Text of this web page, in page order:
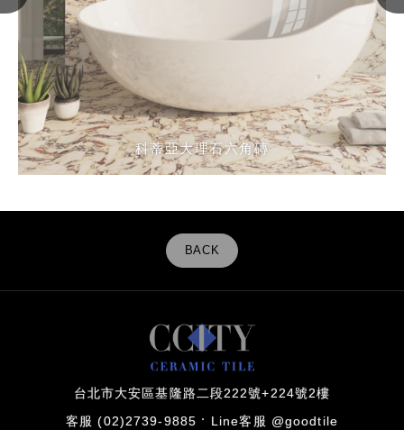
科蒂亞大理石六角磚
科蒂亞大理石六角磚
科蒂亞大理石六角磚
科蒂亞大理石六角磚
BACK
台北市大安區基隆路二段222號+224號2樓
客服 (02)2739-9885 Line客服 @goodtile